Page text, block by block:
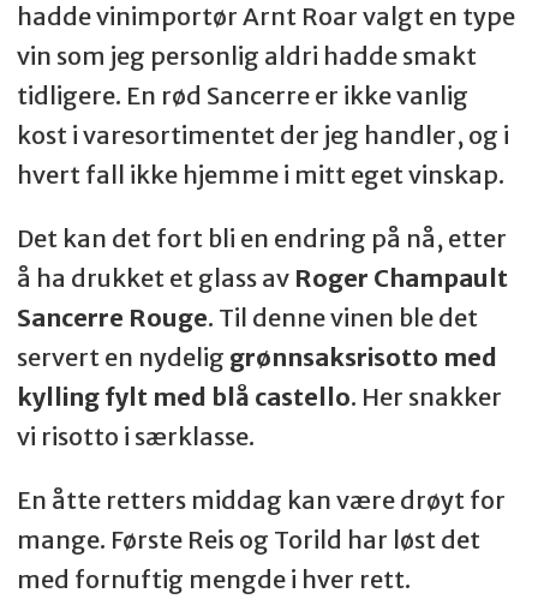
hadde vinimportør Arnt Roar valgt en type
vin som jeg personlig aldri hadde smakt
tidligere. En rød Sancerre er ikke vanlig
kost i varesortimentet der jeg handler, og i
hvert fall ikke hjemme i mitt eget vinskap.
Det kan det fort bli en endring på nå, etter
å ha drukket et glass av Roger Champault
Sancerre Rouge. Til denne vinen ble det
servert en nydelig grønnsaksrisotto med
kylling fylt med blå castello. Her snakker
vi risotto i særklasse.
En åtte retters middag kan være drøyt for
mange. Første Reis og Torild har løst det
med fornuftig mengde i hver rett.